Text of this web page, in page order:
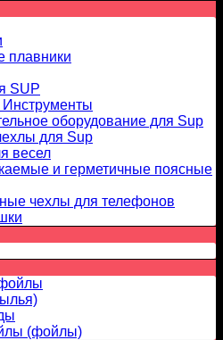
плавники
SUP
Инструменты
оборудование для Sup
для Sup
весел
и герметичные поясные
чехлы для телефонов
(фойлы)